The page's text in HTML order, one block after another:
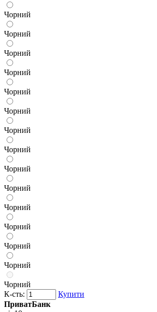
Чорний
Чорний
Чорний
Чорний
Чорний
Чорний
Чорний
Чорний
Чорний
Чорний
Чорний
Чорний
Чорний
Чорний
Чорний
К-сть:
Купити
ПриватБанк